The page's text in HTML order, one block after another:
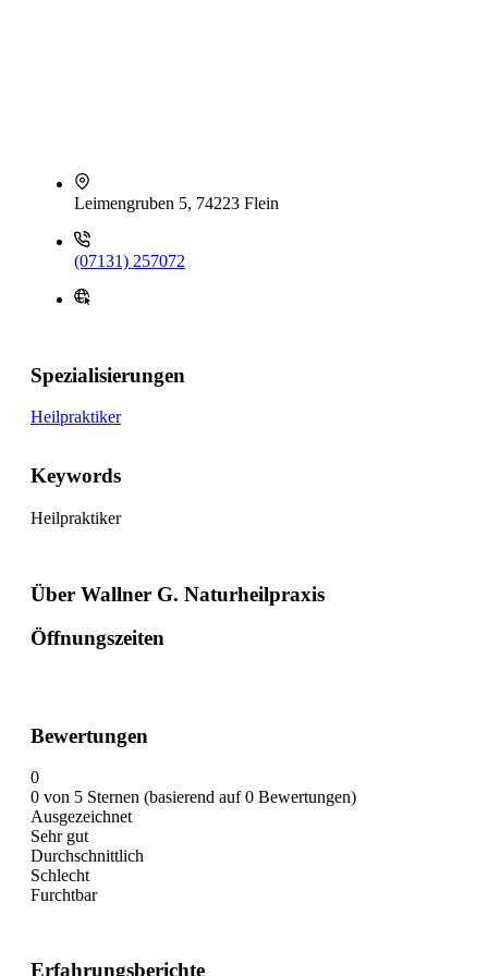
Leimengruben 5, 74223 Flein
(07131) 257072
Spezialisierungen
Heilpraktiker
Keywords
Heilpraktiker
Über Wallner G. Naturheilpraxis
Öffnungszeiten
Bewertungen
0
0 von 5 Sternen (basierend auf 0 Bewertungen)
Ausgezeichnet
Sehr gut
Durchschnittlich
Schlecht
Furchtbar
Erfahrungsberichte